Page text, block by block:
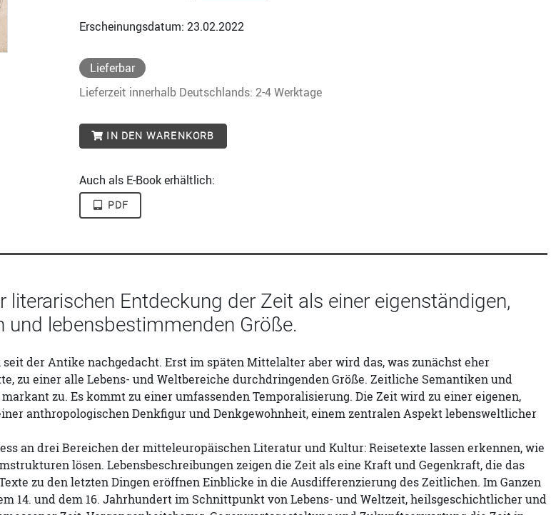
Erscheinungsdatum: 23.02.2022
Lieferbar
Lieferzeit innerhalb Deutschlands: 2-4 Werktage
IN DEN WARENKORB
Auch als E-Book erhältlich:
PDF
literarischen Entdeckung der Zeit als einer eigenständigen,
und lebensbestimmenden Größe.
der Antike nachgedacht. Erst im späten Mittelalter aber wird das, was zunächst eher
zu einer alle Lebens- und Weltbereiche durchdringenden Größe. Zeitliche Semantiken und
zu. Es kommt zu einer umfassenden Temporalisierung. Die Zeit wird zu einer eigenen,
anthropologischen Denkfigur und Denkgewohnheit, einem zentralen Aspekt lebensweltlicher
an drei Bereichen der mitteleuropäischen Literatur und Kultur: Reisetexte lassen erkennen, wie
lösen. Lebensbeschreibungen zeigen die Zeit als eine Kraft und Gegenkraft, die das
zu den letzten Dingen eröffnen Einblicke in die Ausdifferenzierung des Zeitlichen. Im Ganzen
14. und dem 16. Jahrhundert im Schnittpunkt von Lebens- und Weltzeit, heilsgeschichtlicher und